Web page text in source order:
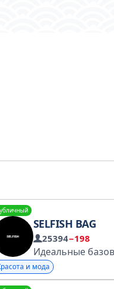
SELFISH BAG
25394−198
Идеальные
и мода